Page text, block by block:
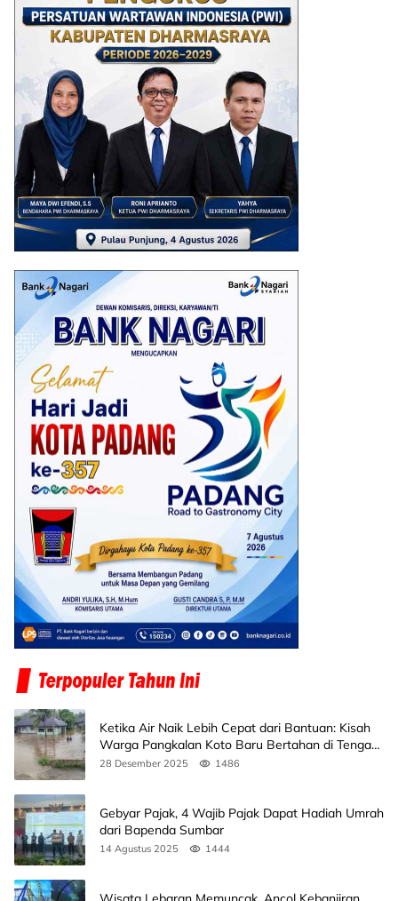
Ketika Air Naik Lebih Cepat dari Bantuan: Kisah
Warga Pangkalan Koto Baru Bertahan di Tengah
Banjir
28 Desember 2025 1486
Gebyar Pajak, 4 Wajib Pajak Dapat Hadiah Umrah
dari Bapenda Sumbar
14 Agustus 2025 1444